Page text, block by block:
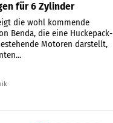
für 6 Zylinder
die wohl kommende
Benda, die eine Huckepack-
Motoren darstellt,